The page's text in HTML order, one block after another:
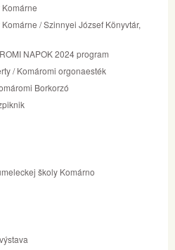
/ Szinnyei József Könyvtár,
NAPOK 2024 program
/ Komáromi orgonaesték
Borkorzó
školy Komárno